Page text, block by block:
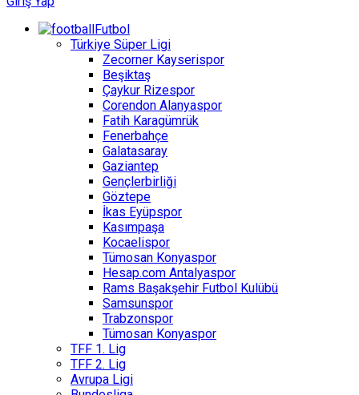
Futbol
Türkiye Süper Ligi
Zecorner Kayserispor
Beşiktaş
Çaykur Rizespor
Corendon Alanyaspor
Fatih Karagümrük
Fenerbahçe
Galatasaray
Gaziantep
Gençlerbirliği
Göztepe
İkas Eyüpspor
Kasımpaşa
Kocaelispor
Tümosan Konyaspor
Hesap.com Antalyaspor
Rams Başakşehir Futbol Kulübü
Samsunspor
Trabzonspor
Tümosan Konyaspor
TFF 1. Lig
TFF 2. Lig
Avrupa Ligi